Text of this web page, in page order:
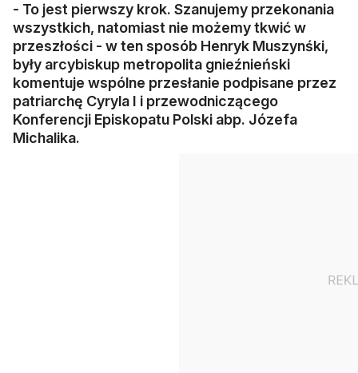
- To jest pierwszy krok. Szanujemy przekonania
wszystkich, natomiast nie możemy tkwić w
przeszłości - w ten sposób Henryk Muszynśki,
były arcybiskup metropolita gnieźnieński
komentuje wspólne przesłanie podpisane przez
patriarchę Cyryla I i przewodniczącego
Konferencji Episkopatu Polski abp. Józefa
Michalika.